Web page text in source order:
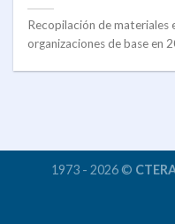
Recopilación de materiales
organizaciones de base en
1973 - 2026 ©